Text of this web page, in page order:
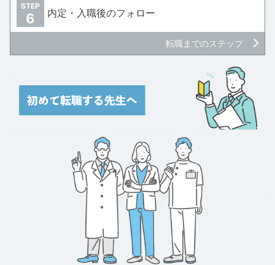
STEP
6 内定・入職後のフォロー
転職までのステップ